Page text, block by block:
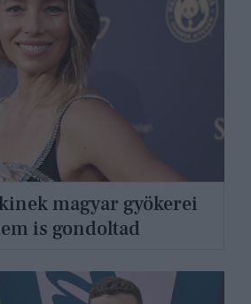
magyar gyökerei
is gondoltad